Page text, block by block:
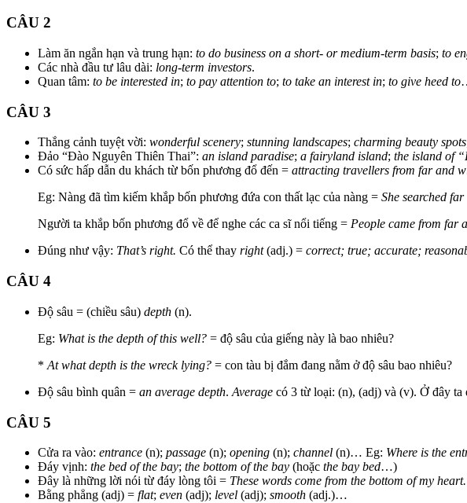
CÂU 2
Làm ăn ngắn hạn và trung hạn: to do business on a short- or medium-term basis; to
Các nhà đầu tư lâu dài: long-term investors.
Quan tâm: to be interested in; to pay attention to; to take an interest in; to give heed to
CÂU 3
Thắng cảnh tuyệt vời: wonderful scenery; stunning landscapes; charming beauty spots
Đảo “Đào Nguyên Thiên Thai”: an island paradise; a fairyland island; the island of
Có sức hấp dẫn du khách từ bốn phương đổ đến = attracting travellers from far and
Eg: Nàng đã tìm kiếm khắp bốn phương đứa con thất lạc của nàng = She searched
Người ta khắp bốn phương đổ về để nghe các ca sĩ nổi tiếng = People came from far
Đúng như vậy: That’s right. Có thể thay right(adj.) = correct; true; accurate;
CÂU 4
Độ sâu = (chiều sâu) depth (n).
Eg: What is the depth of this well? = độ sâu của giếng này là bao nhiêu?
* At what depth is the wreck lying? = con tàu bị đắm đang nằm ở độ sâu bao nhiêu?
Độ sâu bình quân = an average depth. Average có 3 từ loại: (n), (adj) và (v). Ở đây ta
CÂU 5
Cửa ra vào: entrance (n); passage (n); opening (n); channel (n)… Eg: Where is the
Đáy vịnh: the bed of the bay; the bottom of the bay (hoặc the bay bed…)
Đây là những lời nói từ đáy lòng tôi = These words come from the bottom of my heart.
Bằng phẳng (adj) = flat; even (adj); level (adj); smooth (adj.)…